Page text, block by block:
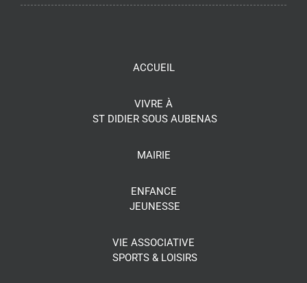
ACCUEIL
VIVRE À
ST DIDIER SOUS AUBENAS
MAIRIE
ENFANCE
JEUNESSE
VIE ASSOCIATIVE
SPORTS & LOISIRS